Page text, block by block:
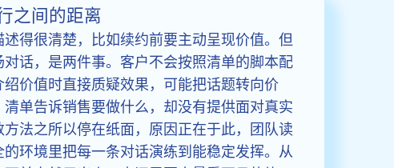
之间的距离
得很清楚，比如续约前要主动呈现价值。但
话，是两件事。客户不会按照清单的脚本配
价值时直接质疑效果，可能把话题转向价
单告诉销售要做什么，却没有提供面对真实
法之所以停在纸面，原因正在于此，团队读
环境里把每一条对话演练到能稳定发挥。从